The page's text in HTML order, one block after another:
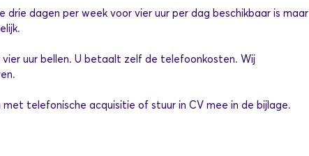
dagen per week voor vier uur per dag beschikbaar is maar
uur bellen. U betaalt zelf de telefoonkosten. Wij
telefonische acquisitie of stuur in CV mee in de bijlage.